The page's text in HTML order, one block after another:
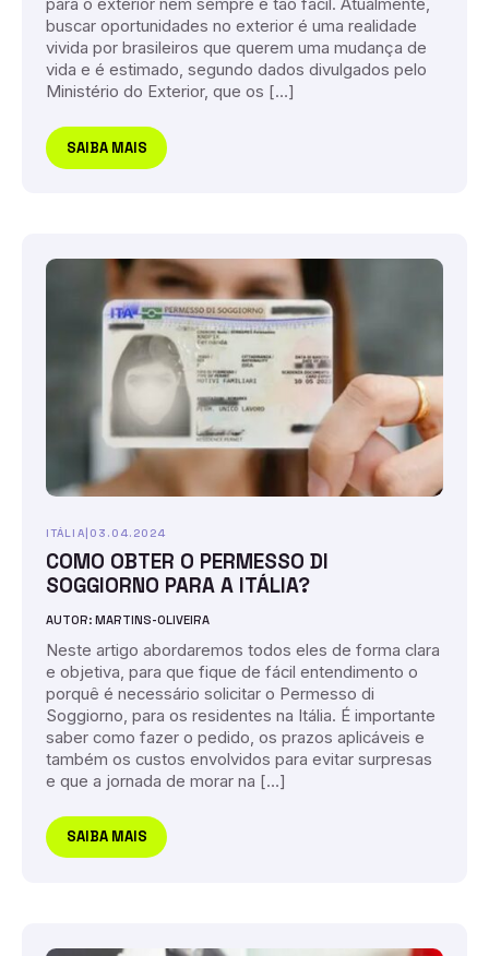
para o exterior nem sempre é tão fácil. Atualmente,
buscar oportunidades no exterior é uma realidade
vivida por brasileiros que querem uma mudança de
vida e é estimado, segundo dados divulgados pelo
Ministério do Exterior, que os […]
SAIBA MAIS
ITÁLIA| 03.04.2024
COMO OBTER O PERMESSO DI
SOGGIORNO PARA A ITÁLIA?
AUTOR: MARTINS-OLIVEIRA
Neste artigo abordaremos todos eles de forma clara
e objetiva, para que fique de fácil entendimento o
porquê é necessário solicitar o Permesso di
Soggiorno, para os residentes na Itália. É importante
saber como fazer o pedido, os prazos aplicáveis e
também os custos envolvidos para evitar surpresas
e que a jornada de morar na […]
SAIBA MAIS